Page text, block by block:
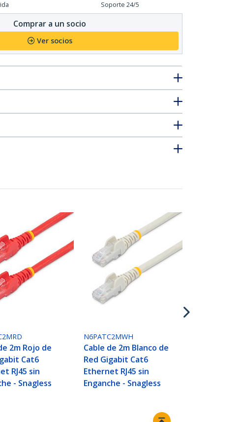
Soporte 24/5
Comprar a un socio
Ver socios
2m Rojo de
Cat6
RJ45 sin
- Snagless
N6PATC2MWH
Cable de 2m Blanco de
Red Gigabit Cat6
Ethernet RJ45 sin
Enganche - Snagless